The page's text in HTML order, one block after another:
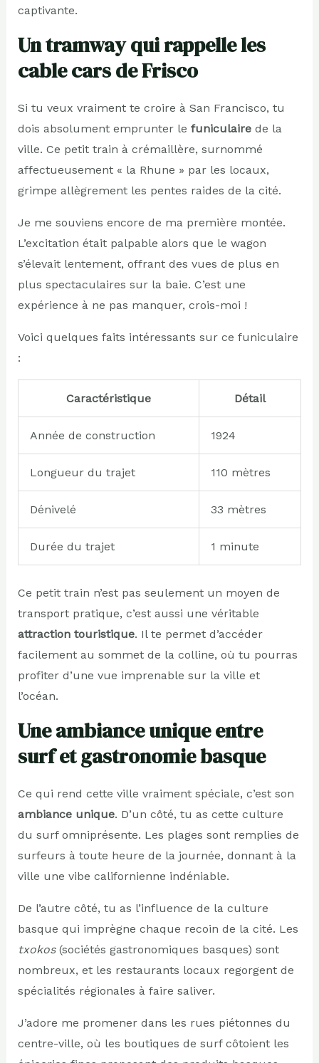
captivante.
Un tramway qui rappelle les
cable cars de Frisco
Si tu veux vraiment te croire à San Francisco, tu
dois absolument emprunter le funiculairede la
ville. Ce petit train à crémaillère, surnommé
affectueusement « la Rhune » par les locaux,
grimpe allègrement les pentes raides de la cité.
Je me souviens encore de ma première montée.
L’excitation était palpable alors que le wagon
s’élevait lentement, offrant des vues de plus en
plus spectaculaires sur la baie. C’est une
expérience à ne pas manquer, crois-moi !
Voici quelques faits intéressants sur ce funiculaire
:
Caractéristique Détail
Année de construction 1924
Longueur du trajet 110 mètres
Dénivelé 33 mètres
Durée du trajet 1 minute
Ce petit train n’est pas seulement un moyen de
transport pratique, c’est aussi une véritable
attraction touristique. Il te permet d’accéder
facilement au sommet de la colline, où tu pourras
profiter d’une vue imprenable sur la ville et
l’océan.
Une ambiance unique entre
surf et gastronomie basque
Ce qui rend cette ville vraiment spéciale, c’est son
ambiance unique. D’un côté, tu as cette culture
du surf omniprésente. Les plages sont remplies de
surfeurs à toute heure de la journée, donnant à la
ville une vibe californienne indéniable.
De l’autre côté, tu as l’influence de la culture
basque qui imprègne chaque recoin de la cité. Les
txokos(sociétés gastronomiques basques) sont
nombreux, et les restaurants locaux regorgent de
spécialités régionales à faire saliver.
J’adore me promener dans les rues piétonnes du
centre-ville, où les boutiques de surf côtoient les